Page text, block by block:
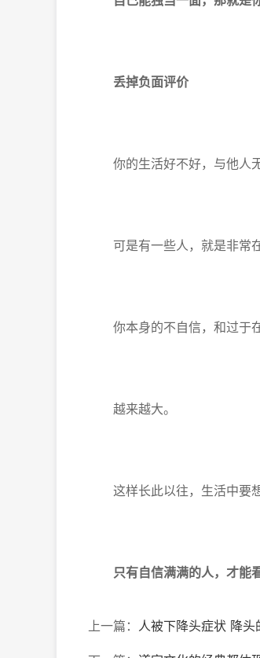
丢掉负面评价
你的生活好不好，与他人无
可是有一些人，就是非常在
你本身的不自信，和过于在
越来越大。
这样长此以往，生活中要想
只有自信满满的人， 才能
上一篇： 人被下降头症状 降头